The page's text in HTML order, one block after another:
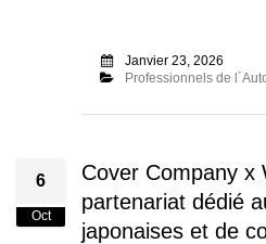
Janvier 23, 2026
Professionnels de
6
Oct
Cover Company x
partenariat dédié
japonaises et de